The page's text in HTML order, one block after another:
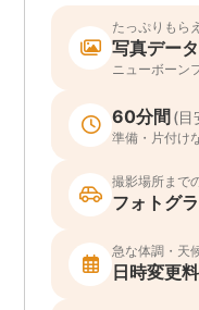
たっぷりもら
写真デー
ニューボーン
60分間 (目
準備・片付け
撮影場所まで
フォトグ
急な体調・天
日時変更